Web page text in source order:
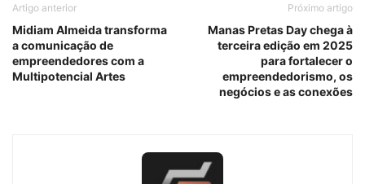
Artigo anterior
Midiam Almeida transforma
a comunicação de
empreendedores com a
Multipotencial Artes
Próximo artigo
Manas Pretas Day chega à
terceira edição em 2025
para fortalecer o
empreendedorismo, os
negócios e as conexões